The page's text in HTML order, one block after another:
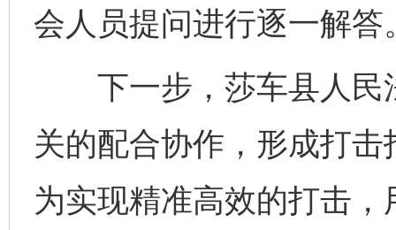
会人员提问进行逐一解答
下一步，莎车县人民
关的配合协作，形成打
为实现精准高效的打击
千年窑火 生生不息